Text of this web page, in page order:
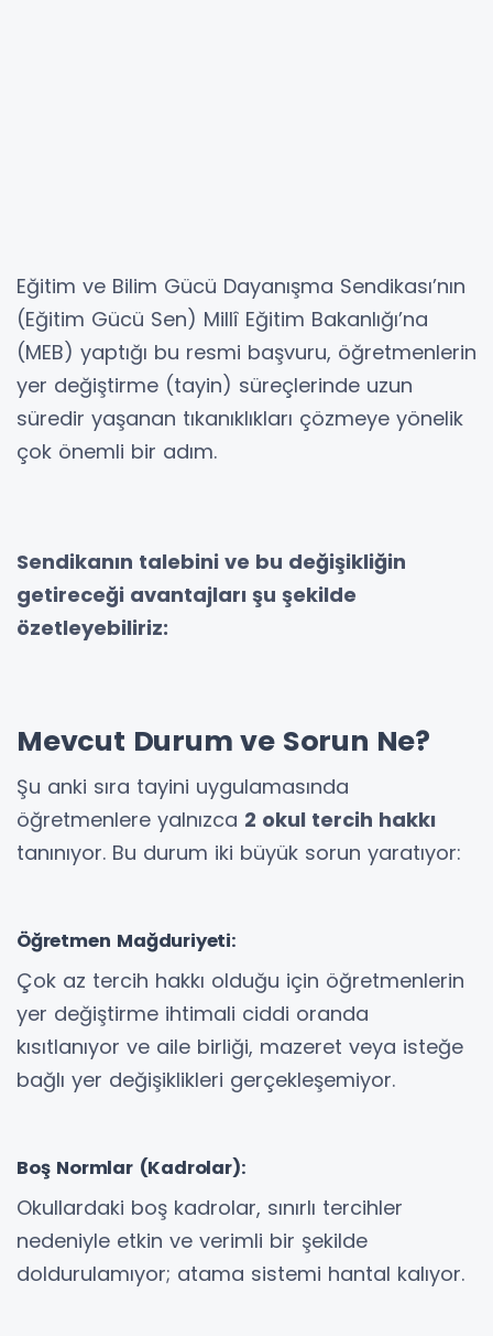
Eğitim ve Bilim Gücü Dayanışma Sendikası’nın
(Eğitim Gücü Sen) Millî Eğitim Bakanlığı’na
(MEB) yaptığı bu resmi başvuru, öğretmenlerin
yer değiştirme (tayin) süreçlerinde uzun
süredir yaşanan tıkanıklıkları çözmeye yönelik
çok önemli bir adım.
Sendikanın talebini ve bu değişikliğin
getireceği avantajları şu şekilde
özetleyebiliriz:
Mevcut Durum ve Sorun Ne?
Şu anki sıra tayini uygulamasında
öğretmenlere yalnızca 2 okul tercih hakkı
tanınıyor. Bu durum iki büyük sorun yaratıyor:
Öğretmen Mağduriyeti:
Çok az tercih hakkı olduğu için öğretmenlerin
yer değiştirme ihtimali ciddi oranda
kısıtlanıyor ve aile birliği, mazeret veya isteğe
bağlı yer değişiklikleri gerçekleşemiyor.
Boş Normlar (Kadrolar):
Okullardaki boş kadrolar, sınırlı tercihler
nedeniyle etkin ve verimli bir şekilde
doldurulamıyor; atama sistemi hantal kalıyor.